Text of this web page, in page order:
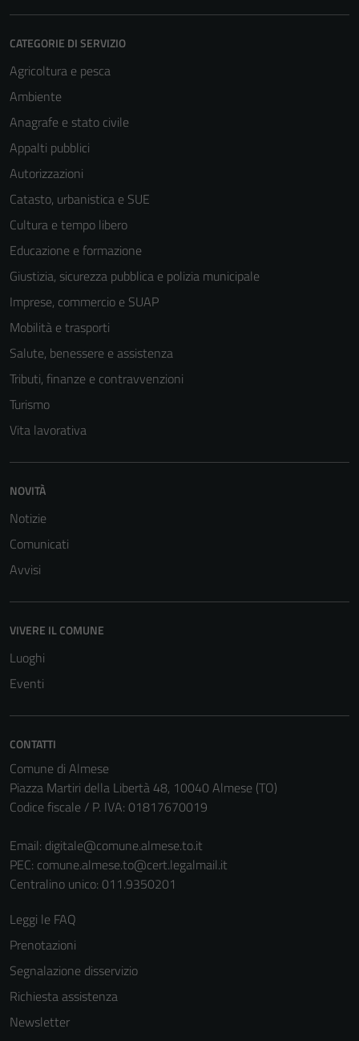
CATEGORIE DI SERVIZIO
Agricoltura e pesca
Ambiente
Anagrafe e stato civile
Appalti pubblici
Autorizzazioni
Catasto, urbanistica e SUE
Cultura e tempo libero
Educazione e formazione
Giustizia, sicurezza pubblica e polizia municipale
Imprese, commercio e SUAP
Mobilità e trasporti
Salute, benessere e assistenza
Tributi, finanze e contravvenzioni
Turismo
Vita lavorativa
NOVITÀ
Notizie
Comunicati
Avvisi
VIVERE IL COMUNE
Luoghi
Eventi
CONTATTI
Comune di Almese
Piazza Martiri della Libertà 48, 10040 Almese (TO)
Codice fiscale / P. IVA: 01817670019
Email: digitale@comune.almese.to.it
PEC: comune.almese.to@cert.legalmail.it
Centralino unico: 011.9350201
Leggi le FAQ
Prenotazioni
Segnalazione disservizio
Richiesta assistenza
Newsletter
essere